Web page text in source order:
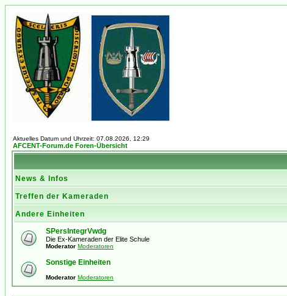
Aktuelles Datum und Uhrzeit: 07.08.2026, 12:29
AFCENT-Forum.de Foren-Übersicht
News & Infos
Treffen der Kameraden
Andere Einheiten
SPersIntegrVwdg
Die Ex-Kameraden der Elite Schule
Moderator Moderatoren
Sonstige Einheiten
Moderator Moderatoren